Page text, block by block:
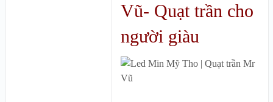
Vũ- Quạt trần cho
người giàu